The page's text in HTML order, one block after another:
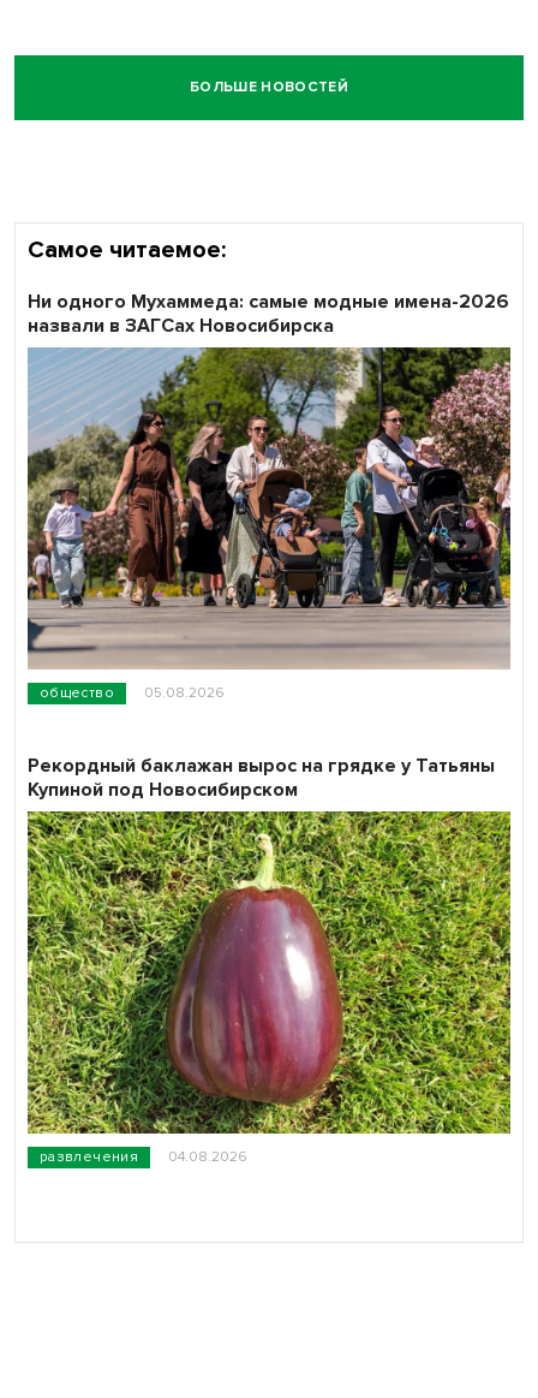
БОЛЬШЕ НОВОСТЕЙ
Самое читаемое:
общество 05.08.2026
Ни одного Мухаммеда: самые модные имена-2026
назвали в ЗАГСах Новосибирска
развлечения 04.08.2026
Рекордный баклажан вырос на грядке у Татьяны
Купиной под Новосибирском